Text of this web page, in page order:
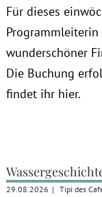
Für dieses
Programmleiterin
wunderschöner
Die Buchung
findet ihr hier.
29.08.2026 | Tipi des